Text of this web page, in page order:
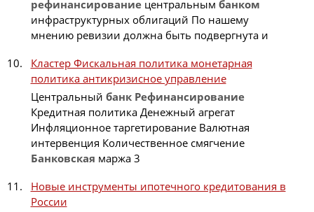
рефинансированиецентральным банком
инфраструктурных облигаций По нашему
мнению ревизии должна быть подвергнута и
Кластер Фискальная политика монетарная
политика антикризисное управление
Центральный банк Рефинансирование
Кредитная политика Денежный агрегат
Инфляционное таргетирование Валютная
интервенция Количественное смягчение
Банковская маржа 3
Новые инструменты ипотечного кредитования в
России